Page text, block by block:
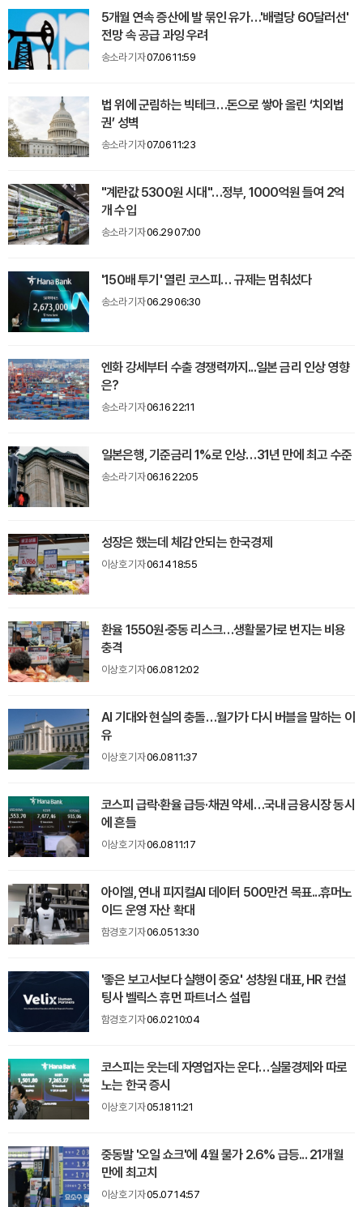
5개월 연속 증산에 발 묶인 유가…'배럴당 60달러선'
전망 속 공급 과잉 우려
송소라 기자07.06 11:59
법 위에 군림하는 빅테크…돈으로 쌓아 올린 ‘치외법
권’ 성벽
송소라 기자07.06 11:23
"계란값 5300원 시대"…정부, 1000억원 들여 2억
개 수입
송소라 기자06.29 07:00
'150배 투기' 열린 코스피… 규제는 멈춰섰다
송소라 기자06.29 06:30
엔화 강세부터 수출 경쟁력까지...일본 금리 인상 영향
은?
송소라 기자06.16 22:11
일본은행, 기준금리 1%로 인상…31년 만에 최고 수준
송소라 기자06.16 22:05
성장은 했는데 체감 안되는 한국경제
이상호 기자06.14 18:55
환율 1550원·중동 리스크…생활물가로 번지는 비용
충격
이상호 기자06.08 12:02
AI 기대와 현실의 충돌…월가가 다시 버블을 말하는 이
유
이상호 기자06.08 11:37
코스피 급락·환율 급등·채권 약세…국내 금융시장 동시
에 흔들
이상호 기자06.08 11:17
아이엘, 연내 피지컬AI 데이터 500만건 목표...휴머노
이드 운영 자산 확대
함경호 기자06.05 13:30
'좋은 보고서보다 실행이 중요' 성창원 대표, HR 컨설
팅사 벨릭스 휴먼 파트너스 설립
함경호 기자06.02 10:04
코스피는 웃는데 자영업자는 운다…실물경제와 따로
노는 한국 증시
이상호 기자05.18 11:21
중동발 '오일 쇼크'에 4월 물가 2.6% 급등... 21개월
만에 최고치
이상호 기자05.07 14:57